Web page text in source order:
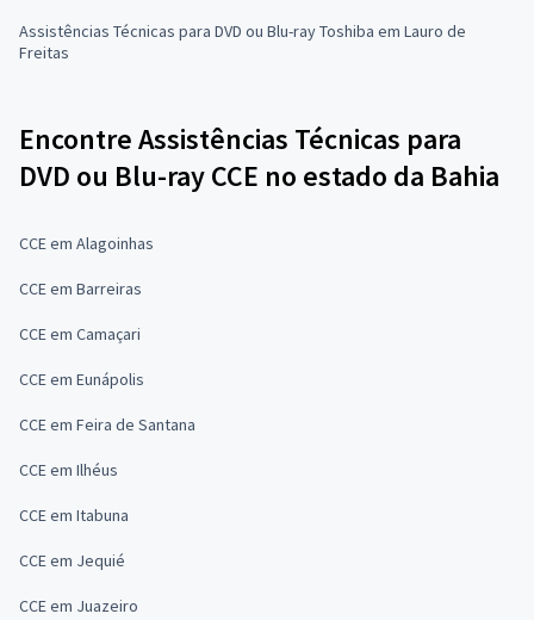
Assistências Técnicas para DVD ou Blu-ray Toshiba em Lauro de
Freitas
Encontre Assistências Técnicas para
DVD ou Blu-ray CCE no estado da Bahia
CCE em Alagoinhas
CCE em Barreiras
CCE em Camaçari
CCE em Eunápolis
CCE em Feira de Santana
CCE em Ilhéus
CCE em Itabuna
CCE em Jequié
CCE em Juazeiro